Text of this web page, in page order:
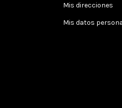
Mis direcciones
Mis datos